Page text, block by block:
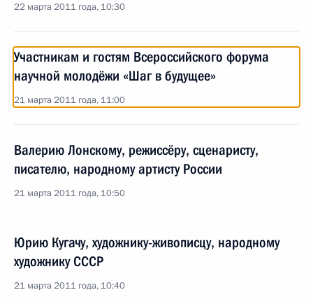
22 марта 2011 года, 10:30
Участникам и гостям Всероссийского форума
научной молодёжи «Шаг в будущее»
21 марта 2011 года, 11:00
Валерию Лонскому, режиссёру, сценаристу,
писателю, народному артисту России
21 марта 2011 года, 10:50
Юрию Кугачу, художнику-живописцу, народному
художнику СССР
21 марта 2011 года, 10:40